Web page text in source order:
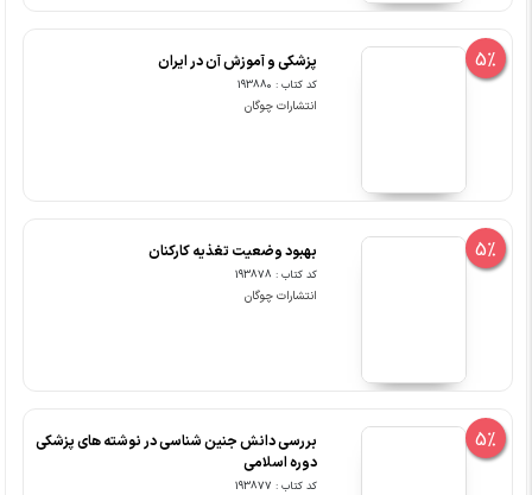
5% پزشکی و آموزش آن در ایران
کد کتاب : 193880
انتشارات چوگان
5% بهبود وضعیت تغذیه کارکنان
کد کتاب : 193878
انتشارات چوگان
5%
بررسی دانش جنین شناسی در نوشته های پزشکی
دوره اسلامی
کد کتاب : 193877